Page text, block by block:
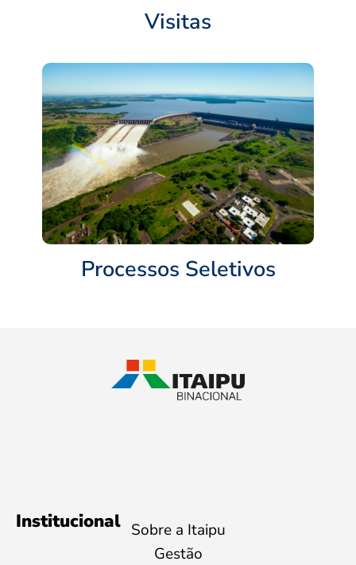
Visitas
Processos Seletivos
Institucional Sobre a Itaipu
Gestão